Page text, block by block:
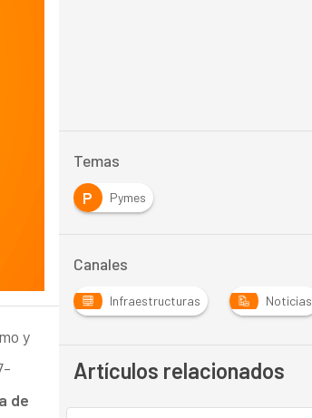
y
de
Temas
P
Pymes
Canales
Infraestructuras Noticias
Artículos relacionados